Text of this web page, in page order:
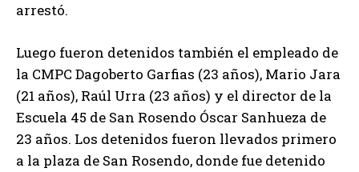
arrestó.
Luego fueron detenidos también el empleado de
la CMPC Dagoberto Garfias (23 años), Mario Jara
(21 años), Raúl Urra (23 años) y el director de la
Escuela 45 de San Rosendo Óscar Sanhueza de
23 años. Los detenidos fueron llevados primero
a la plaza de San Rosendo, donde fue detenido